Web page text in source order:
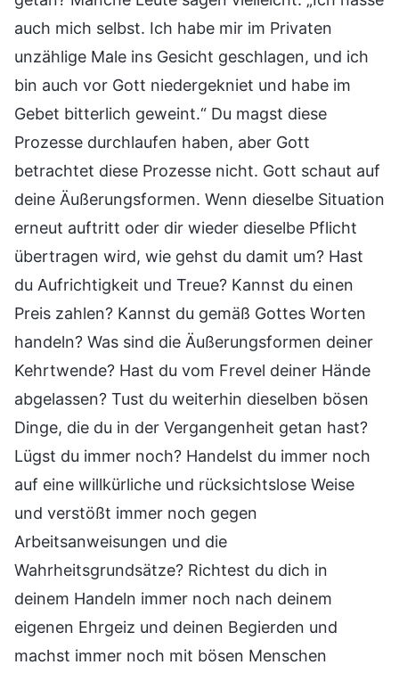
auch mich selbst. Ich habe mir im Privaten
unzählige Male ins Gesicht geschlagen, und ich
bin auch vor Gott niedergekniet und habe im
Gebet bitterlich geweint.“ Du magst diese
Prozesse durchlaufen haben, aber Gott
betrachtet diese Prozesse nicht. Gott schaut auf
deine Äußerungsformen. Wenn dieselbe Situation
erneut auftritt oder dir wieder dieselbe Pflicht
übertragen wird, wie gehst du damit um? Hast
du Aufrichtigkeit und Treue? Kannst du einen
Preis zahlen? Kannst du gemäß Gottes Worten
handeln? Was sind die Äußerungsformen deiner
Kehrtwende? Hast du vom Frevel deiner Hände
abgelassen? Tust du weiterhin dieselben bösen
Dinge, die du in der Vergangenheit getan hast?
Lügst du immer noch? Handelst du immer noch
auf eine willkürliche und rücksichtslose Weise
und verstößt immer noch gegen
Arbeitsanweisungen und die
Wahrheitsgrundsätze? Richtest du dich in
deinem Handeln immer noch nach deinem
eigenen Ehrgeiz und deinen Begierden und
machst immer noch mit bösen Menschen